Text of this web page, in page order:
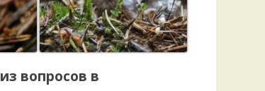
из вопросов в